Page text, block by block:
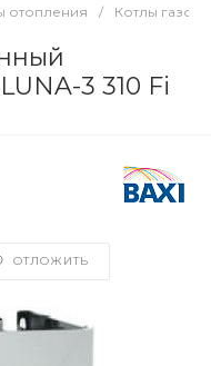
отопления / Котлы
3 310 Fi
ОТЛОЖИТЬ